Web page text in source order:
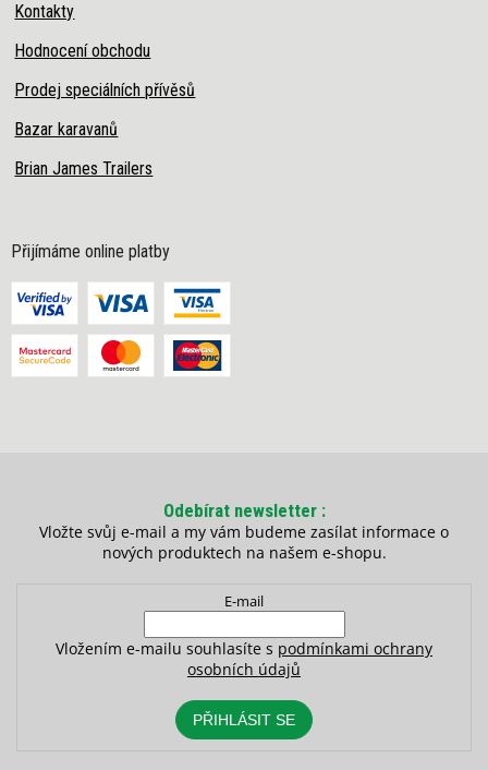
Kontakty
Hodnocení obchodu
Prodej speciálních přívěsů
Bazar karavanů
Brian James Trailers
Přijímáme online platby
Odebírat newsletter
Vložte svůj e-mail a my vám budeme zasílat informace o
nových produktech na našem e-shopu.
E-mail
Vložením e-mailu souhlasíte s podmínkami ochrany
osobních údajů
PŘIHLÁSIT SE